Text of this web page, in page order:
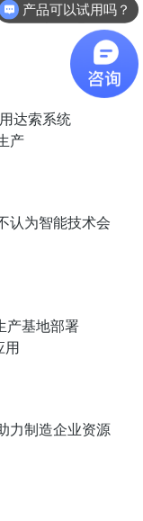
NC 扩展您的
达索系统
产
认为智能技术会
产基地部署
用
力制造企业资源
软件有折扣吗？